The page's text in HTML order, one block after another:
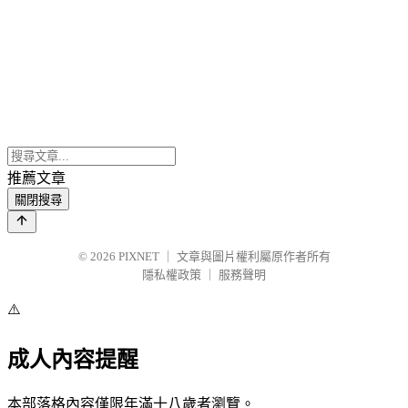
推薦文章
關閉搜尋
© 2026 PIXNET
文章與圖片權利屬原作者所有
隱私權政策
服務聲明
⚠️
成人內容提醒
本部落格內容僅限年滿十八歲者瀏覽。